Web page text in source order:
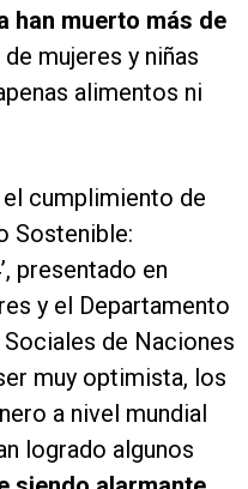
han muerto más de
mujeres y niñas
alimentos ni
el cumplimiento de
Sostenible:
presentado en
y el Departamento
de Naciones
muy optimista, los
a nivel mundial
logrado algunos